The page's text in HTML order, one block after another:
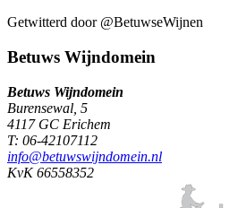
Getwitterd door @BetuwseWijnen
Betuws Wijndomein
Betuws Wijndomein
Burensewal, 5
4117 GC Erichem
T: 06-42107112
info@betuwswijndomein.nl
KvK 66558352